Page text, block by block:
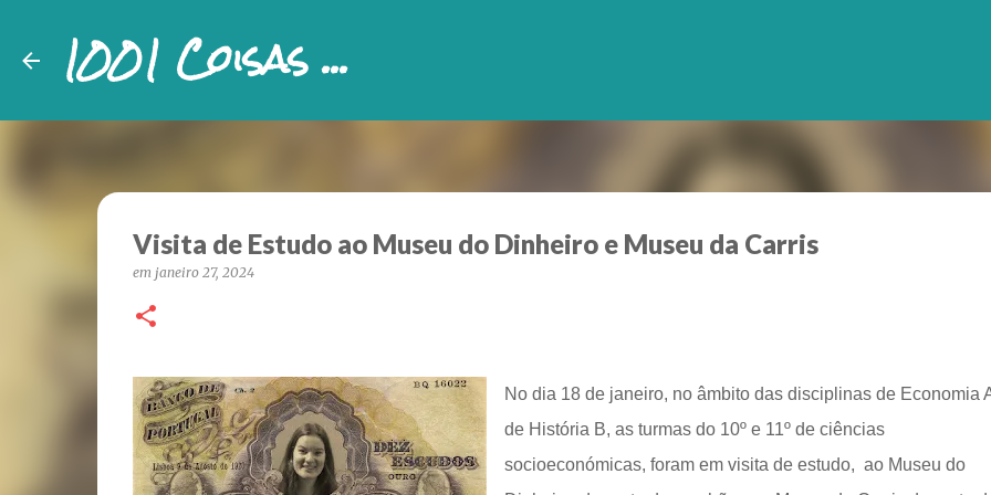
1001 Coisas ...
Visita de Estudo ao Museu do Dinheiro e Museu da Carris
em janeiro 27, 2024
No dia 18 de janeiro, no âmbito das disciplinas de Economia
de História B, as turmas do 10º e 11º de ciências
socioeconómicas, foram em visita de estudo, ao Museu do